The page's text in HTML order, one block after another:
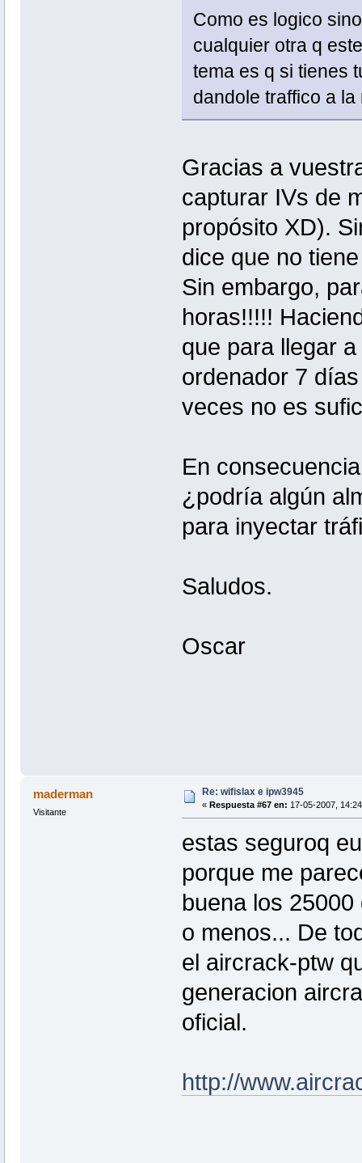
Como es logico
cualquier otra q
tema es q si tienes
dandole traffico a
Gracias a
capturar IVs de
propósito XD).
dice que no
Sin embargo,
horas!!!!!
que para llegar
ordenador 7
veces no es
En
¿podría algún
para inyectar
Saludos.
Oscar
maderman
Visitante
Re: wifislax e ipw3945
« Respuesta #67 en: 17-05-2007,
estas seguroq
porque me
buena los
o menos... De
el aircrack-ptw
generacion
oficial.
http://